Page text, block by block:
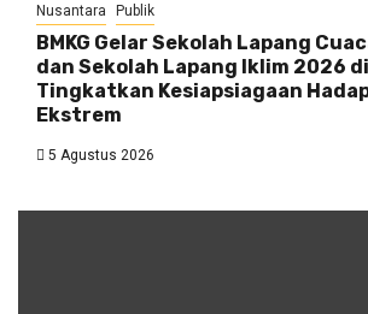
Nusantara Publik
BMKG Gelar Sekolah Lapang
dan Sekolah Lapang Iklim 2026
Tingkatkan Kesiapsiagaan
Ekstrem
5 Agustus 2026